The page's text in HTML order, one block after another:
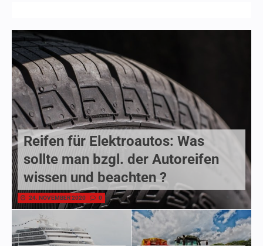
Reifen für Elektroautos: Was
sollte man bzgl. der Autoreifen
wissen und beachten ?
24. NOVEMBER 2020 0